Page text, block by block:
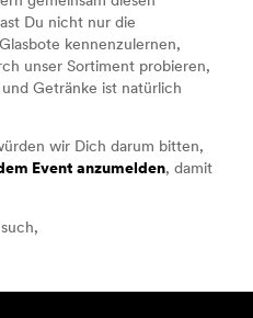
Du nicht nur die
kennenzulernen,
unser Sortiment probieren,
Getränke ist natürlich
wir Dich darum bitten,
Event anzumelden, damit